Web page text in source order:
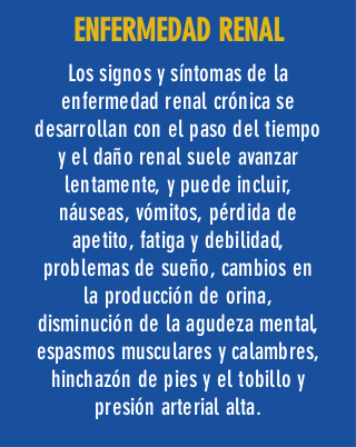
ENFERMEDAD RENAL
Los signos y síntomas de la
enfermedad renal crónica se
desarrollan con el paso del tiempo
y el daño renal suele avanzar
lentamente, y puede incluir,
náuseas, vómitos, pérdida de
apetito, fatiga y debilidad,
problemas de sueño, cambios en
la producción de orina,
disminución de la agudeza mental,
espasmos musculares y calambres,
hinchazón de pies y el tobillo y
presión arterial alta.